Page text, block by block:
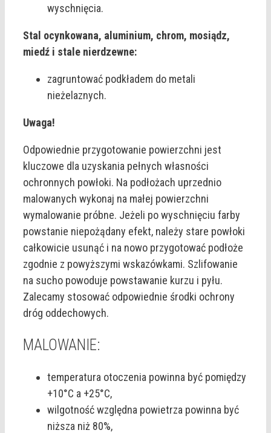
wyschnięcia.
Stal ocynkowana, aluminium, chrom, mosiądz,
miedź i stale nierdzewne:
zagruntować podkładem do metali
nieżelaznych.
Uwaga!
Odpowiednie przygotowanie powierzchni jest
kluczowe dla uzyskania pełnych własności
ochronnych powłoki. Na podłożach uprzednio
malowanych wykonaj na małej powierzchni
wymalowanie próbne. Jeżeli po wyschnięciu farby
powstanie niepożądany efekt, należy stare powłoki
całkowicie usunąć i na nowo przygotować podłoże
zgodnie z powyższymi wskazówkami. Szlifowanie
na sucho powoduje powstawanie kurzu i pyłu.
Zalecamy stosować odpowiednie środki ochrony
dróg oddechowych.
MALOWANIE:
temperatura otoczenia powinna być pomiędzy
+10°C a +25°C,
wilgotność względna powietrza powinna być
niższa niż 80%,